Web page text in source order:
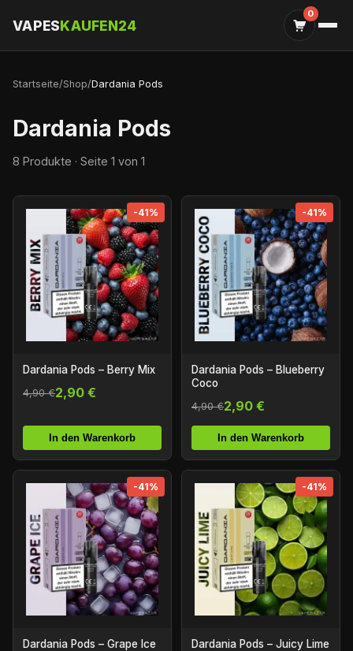
VAPESKAUFEN24
0
Startseite/Shop/Dardania Pods
Dardania Pods
8 Produkte · Seite 1 von 1
-41%
Dardania Pods – Berry Mix
4,90 €2,90 €
In den Warenkorb
-41%
Dardania Pods – Blueberry
Coco
4,90 €2,90 €
In den Warenkorb
-41%
Dardania Pods – Grape Ice
-41%
Dardania Pods – Juicy Lime